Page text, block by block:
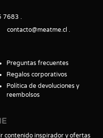
7683
contacto@meatme.cl
Preguntas frecuentes
Regalos corporativos
Política de devoluciones y
reembolsos
contenido inspirador y ofertas